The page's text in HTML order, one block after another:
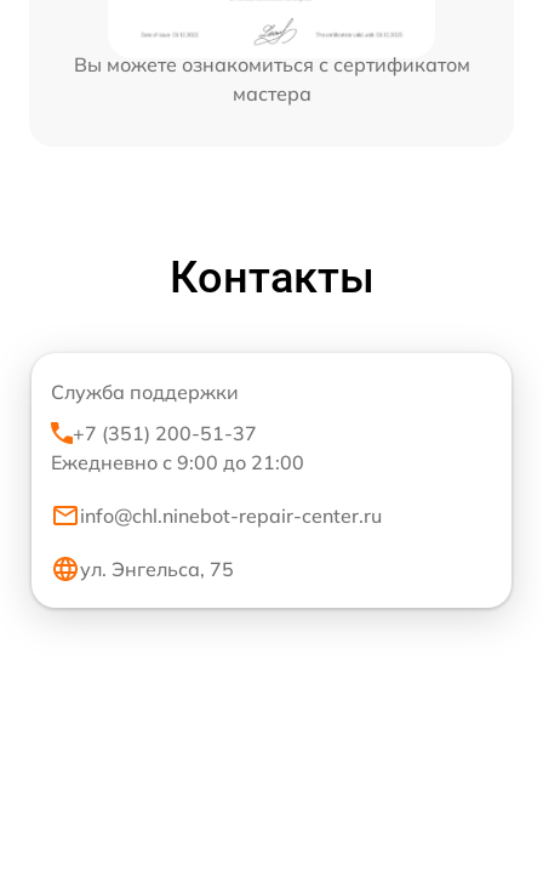
Вы можете ознакомиться с сертификатом
мастера
Контакты
Служба поддержки
+7 (351) 200-51-37
Ежедневно с 9:00 до 21:00
info@chl.ninebot-repair-center.ru
ул. Энгельса, 75